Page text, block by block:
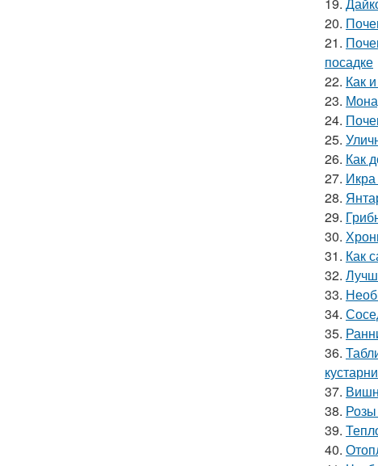
20.
21.
посадке
22. Как
23.
24.
25.
26. Как
27.
28.
29.
30.
31. Как
32.
33.
34.
35.
36.
37.
38.
39.
40.